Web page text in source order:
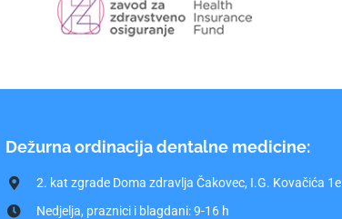
Dežurna ordinacija dentalne medicine:
2. kat zgrade Doma zdravlja Čakovec, I.G. Kovačića 1e
Nedjelja, praznici i blagdani: 9-16 h